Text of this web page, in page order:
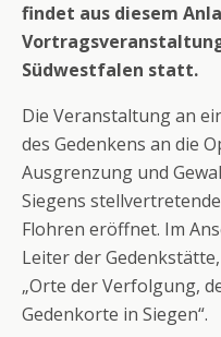
findet aus diesem
Südwestfalen statt.
Die Veranstaltung an
des Gedenkens an die
Ausgrenzung und
Siegens
Flohren eröffnet. Im
Leiter der
„Orte der Verfolgung,
Gedenkorte in Siegen“.